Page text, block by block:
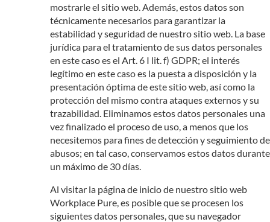
mostrarle el sitio web. Además, estos datos son
técnicamente necesarios para garantizar la
estabilidad y seguridad de nuestro sitio web. La base
jurídica para el tratamiento de sus datos personales
en este caso es el Art. 6 I lit. f) GDPR; el interés
legítimo en este caso es la puesta a disposición y la
presentación óptima de este sitio web, así como la
protección del mismo contra ataques externos y su
trazabilidad. Eliminamos estos datos personales una
vez finalizado el proceso de uso, a menos que los
necesitemos para fines de detección y seguimiento de
abusos; en tal caso, conservamos estos datos durante
un máximo de 30 días.
Al visitar la página de inicio de nuestro sitio web
Workplace Pure, es posible que se procesen los
siguientes datos personales, que su navegador